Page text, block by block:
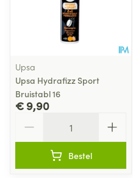
Upsa
Upsa Hydrafizz Sport
Bruistabl 16
€ 9,90
Bestel